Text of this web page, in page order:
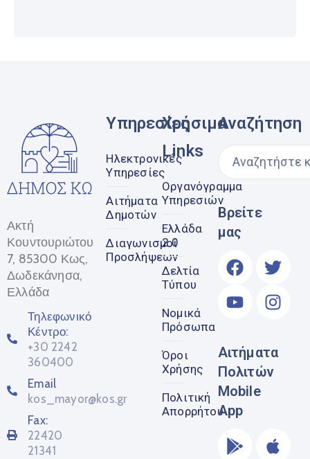
Ακτή
Κουντουριώτου
7, 85300 Κως,
Δωδεκάνησα,
Ελλάδα
Τηλεφωνικό
Κέντρο:
+30 2242
360400
Email
kos_mayor@kos.gr
Fax:
22420
21341
Υπηρεσίες
Ηλεκτρονικές
Υπηρεσίες
Αιτήματα
Δημοτών
Διαγωνισμοί
Προσλήψεων
Χρήσιμα
Links
Οργανόγραμμα
Υπηρεσιών
Ελλάδα
2.0
Δελτία
Τύπου
Νομικά
Πρόσωπα
Όροι
Χρήσης
Πολιτική
Απορρήτου
Αναζήτηση
Βρείτε
μας
Αιτήματα
Πολιτών
Mobile
App